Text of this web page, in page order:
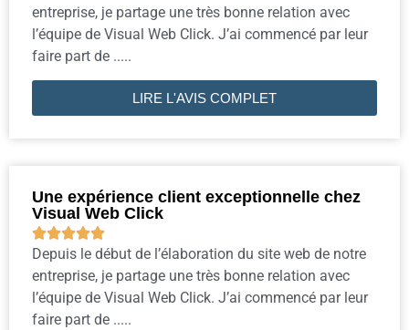
entreprise, je partage une très bonne relation avec
l’équipe de Visual Web Click. J’ai commencé par leur
faire part de .....
LIRE L'AVIS COMPLET
Une expérience client exceptionnelle chez
Visual Web Click

Depuis le début de l’élaboration du site web de notre
entreprise, je partage une très bonne relation avec
l’équipe de Visual Web Click. J’ai commencé par leur
faire part de .....